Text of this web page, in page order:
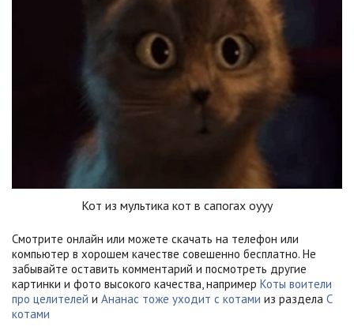
Кот из мультика кот в сапогах оууу
Смотрите онлайн или можете скачать на телефон или
компьютер в хорошем качестве совешенно бесплатно. Не
забывайте оставить комментарий и посмотреть другие
картинки и фото высокого качества, например Коты воители
про целителей и Ананас тоже уходит с котами из раздела С
котами